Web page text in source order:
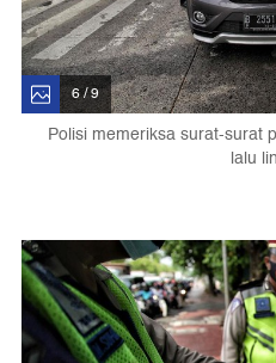
6 / 9
Polisi memeriksa surat-surat
lalu